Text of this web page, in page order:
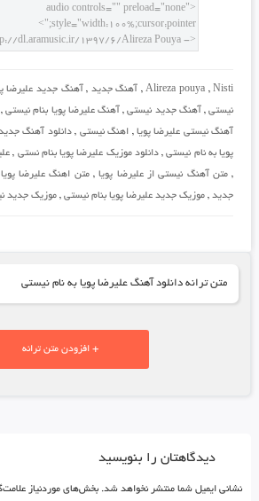
Alireza pouya ,Nisti
, آهنگ جدید , آهنگ جدید علیرضا
نیستی, آهنگ جدید نیستی, آهنگ علیرضا پویا بنام نیستی,
آهنگ نیستی علیرضا پویا , اهنگ نیستی ,دانلود آهنگ
پویا به نام نیستی,دانلود موزیک علیرضا پویا بنام نستی ,
,متن آهنگ نیستی از علیرضا پویا,متن اهنگ علیرضا پویا
جدید, موزیک جدید علیرضا پویا بنام نیستی, موزیک جدید
متن ترانه دانلود آهنگ علیرضا پویا به نام نیستی
+ افزودن متن ترانه
دیدگاهتان را بنویسید
نشانی ایمیل شما منتشر نخواهد شد. بخش‌های موردنیاز